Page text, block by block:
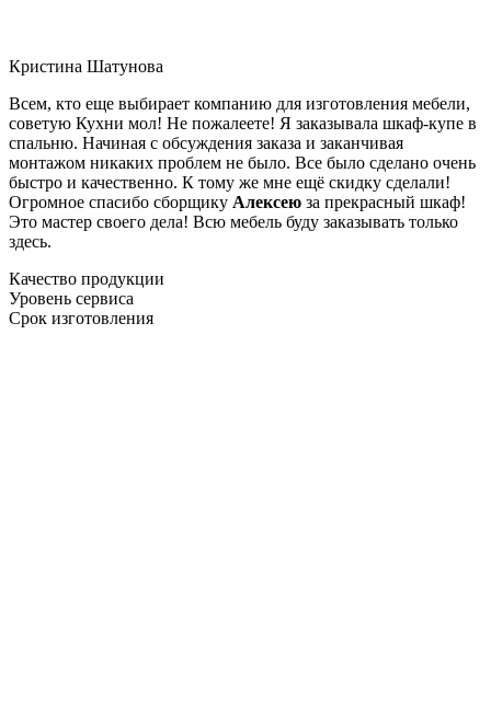
Кристина Шатунова
Всем, кто еще выбирает компанию для изготовления мебели,
советую Кухни мол! Не пожалеете! Я заказывала шкаф-купе в
спальню. Начиная с обсуждения заказа и заканчивая
монтажом никаких проблем не было. Все было сделано очень
быстро и качественно. К тому же мне ещё скидку сделали!
Огромное спасибо сборщику Алексею за прекрасный шкаф!
Это мастер своего дела! Всю мебель буду заказывать только
здесь.
Качество продукции
Уровень сервиса
Срок изготовления